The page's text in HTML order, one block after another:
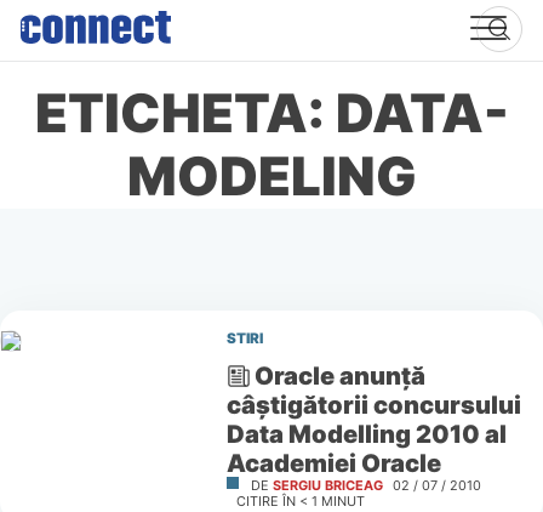
Skip
content
ETICHETA: DATA-
MODELING
STIRI
Oracle anunţă
câştigătorii concursului
Data Modelling 2010 al
Academiei Oracle
DE SERGIU BRICEAG 02 / 07 / 2010
CITIRE ÎN < 1 MINUT